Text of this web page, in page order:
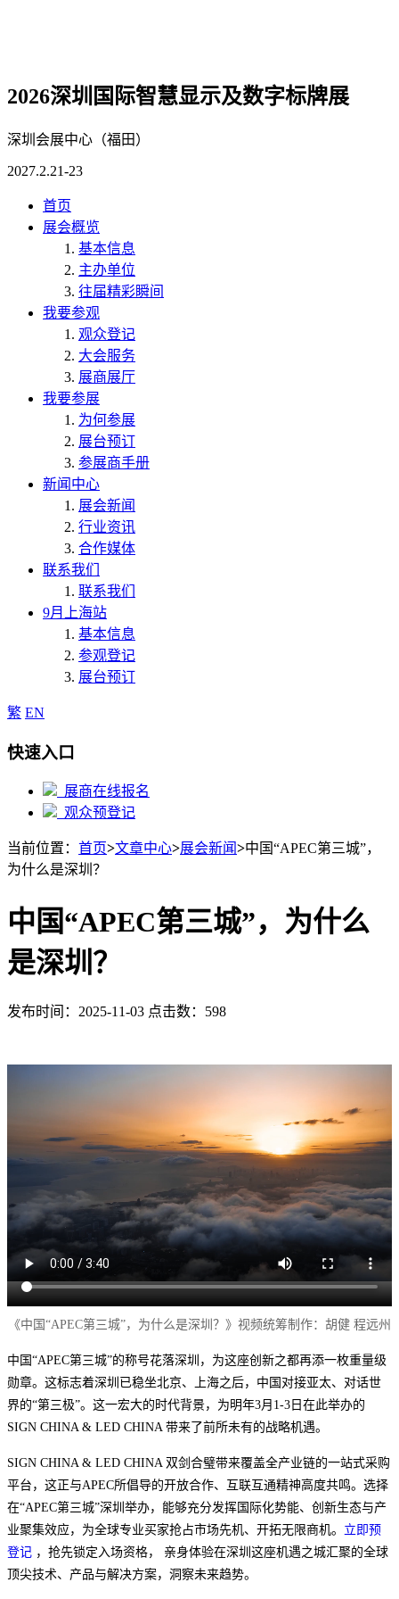
2026深圳国际智慧显示及数字标牌展
深圳会展中心（福田）
2027.2.21-23
首页
展会概览
基本信息
主办单位
往届精彩瞬间
我要参观
观众登记
大会服务
展商展厅
我要参展
为何参展
展台预订
参展商手册
新闻中心
展会新闻
行业资讯
合作媒体
联系我们
联系我们
9月上海站
基本信息
参观登记
展台预订
繁 EN
快速入口
展商在线报名
观众预登记
当前位置： 首页>文章中心>展会新闻>中国“APEC第三城”，
为什么是深圳？
中国“APEC第三城”，为什么
是深圳？
发布时间：2025-11-03 点击数：598
《中国“APEC第三城”，为什么是深圳？》视频统筹制作：胡健 程远州
中国“APEC第三城”的称号花落深圳，为这座创新之都再添一枚重量级
勋章。这标志着深圳已稳坐北京、上海之后，中国对接亚太、对话世
界的“第三极”。这一宏大的时代背景，为明年3月1-3日在此举办的
SIGN CHINA & LED CHINA 带来了前所未有的战略机遇。
SIGN CHINA & LED CHINA 双剑合璧带来覆盖全产业链的一站式采购
平台，这正与APEC所倡导的开放合作、互联互通精神高度共鸣。选择
在“APEC第三城”深圳举办，能够充分发挥国际化势能、创新生态与产
业聚集效应，为全球专业买家抢占市场先机、开拓无限商机。 立即预
登记 ，抢先锁定入场资格， 亲身体验在深圳这座机遇之城汇聚的全球
顶尖技术、产品与解决方案，洞察未来趋势。